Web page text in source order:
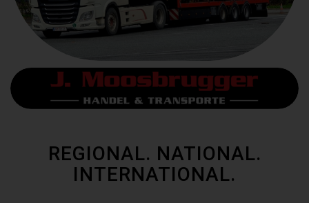
REGIONAL. NATIONAL.
INTERNATIONAL.